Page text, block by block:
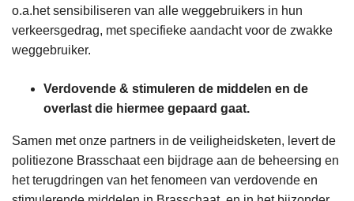
o.a.het sensibiliseren van alle weggebruikers in hun
verkeersgedrag, met specifieke aandacht voor de zwakke
weggebruiker.
Verdovende & stimuleren de middelen en de
overlast die hiermee gepaard gaat.
Samen met onze partners in de veiligheidsketen, levert de
politiezone Brasschaat een bijdrage aan de beheersing en
het terugdringen van het fenomeen van verdovende en